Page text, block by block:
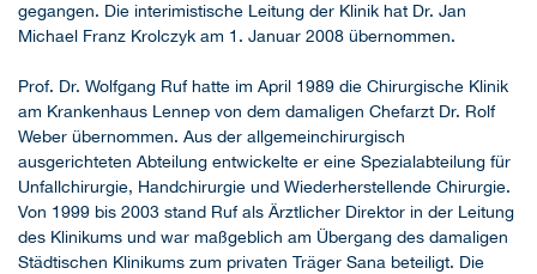
gegangen. Die interimistische Leitung der Klinik hat Dr. Jan
Michael Franz Krolczyk am 1. Januar 2008 übernommen.
Prof. Dr. Wolfgang Ruf hatte im April 1989 die Chirurgische Klinik
am Krankenhaus Lennep von dem damaligen Chefarzt Dr. Rolf
Weber übernommen. Aus der allgemeinchirurgisch
ausgerichteten Abteilung entwickelte er eine Spezialabteilung für
Unfallchirurgie, Handchirurgie und Wiederherstellende Chirurgie.
Von 1999 bis 2003 stand Ruf als Ärztlicher Direktor in der Leitung
des Klinikums und war maßgeblich am Übergang des damaligen
Städtischen Klinikums zum privaten Träger Sana beteiligt. Die